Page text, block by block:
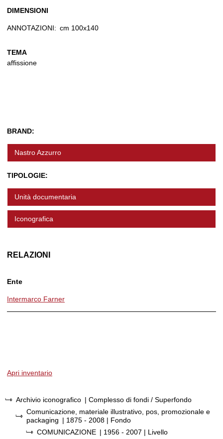
DIMENSIONI
ANNOTAZIONI: cm 100x140
TEMA
affissione
BRAND:
Nastro Azzurro
TIPOLOGIE:
Unità documentaria
Iconografica
RELAZIONI
Ente
Intermarco Farner
Apri inventario
Archivio iconografico | Complesso di fondi / Superfondo
Comunicazione, materiale illustrativo, pos, promozionale e
packaging | 1875 - 2008 | Fondo
COMUNICAZIONE | 1956 - 2007 | Livello